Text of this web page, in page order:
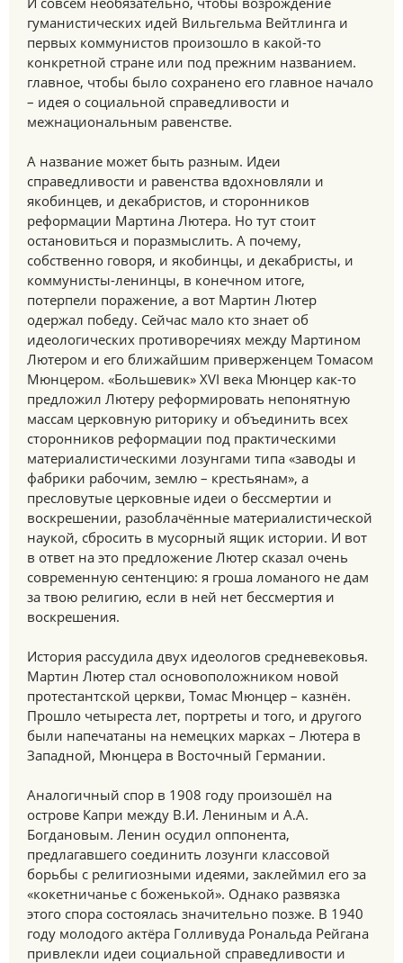
гуманистических идей Вильгельма Вейтлинга и
первых коммунистов произошло в какой-то
конкретной стране или под прежним названием.
главное, чтобы было сохранено его главное начало
– идея о социальной справедливости и
межнациональным равенстве.
А название может быть разным. Идеи
справедливости и равенства вдохновляли и
якобинцев, и декабристов, и сторонников
реформации Мартина Лютера. Но тут стоит
остановиться и поразмыслить. А почему,
собственно говоря, и якобинцы, и декабристы, и
коммунисты-ленинцы, в конечном итоге,
потерпели поражение, а вот Мартин Лютер
одержал победу. Сейчас мало кто знает об
идеологических противоречиях между Мартином
Лютером и его ближайшим приверженцем Томасом
Мюнцером. «Большевик» XVI века Мюнцер как-то
предложил Лютеру реформировать непонятную
массам церковную риторику и объединить всех
сторонников реформации под практическими
материалистическими лозунгами типа «заводы и
фабрики рабочим, землю – крестьянам», а
пресловутые церковные идеи о бессмертии и
воскрешении, разоблачённые материалистической
наукой, сбросить в мусорный ящик истории. И вот
в ответ на это предложение Лютер сказал очень
современную сентенцию: я гроша ломаного не дам
за твою религию, если в ней нет бессмертия и
воскрешения.
История рассудила двух идеологов средневековья.
Мартин Лютер стал основоположником новой
протестантской церкви, Томас Мюнцер – казнён.
Прошло четыреста лет, портреты и того, и другого
были напечатаны на немецких марках – Лютера в
Западной, Мюнцера в Восточный Германии.
Аналогичный спор в 1908 году произошёл на
острове Капри между В.И. Лениным и А.А.
Богдановым. Ленин осудил оппонента,
предлагавшего соединить лозунги классовой
борьбы с религиозными идеями, заклеймил его за
«кокетничанье с боженькой». Однако развязка
этого спора состоялась значительно позже. В 1940
году молодого актёра Голливуда Рональда Рейгана
привлекли идеи социальной справедливости и